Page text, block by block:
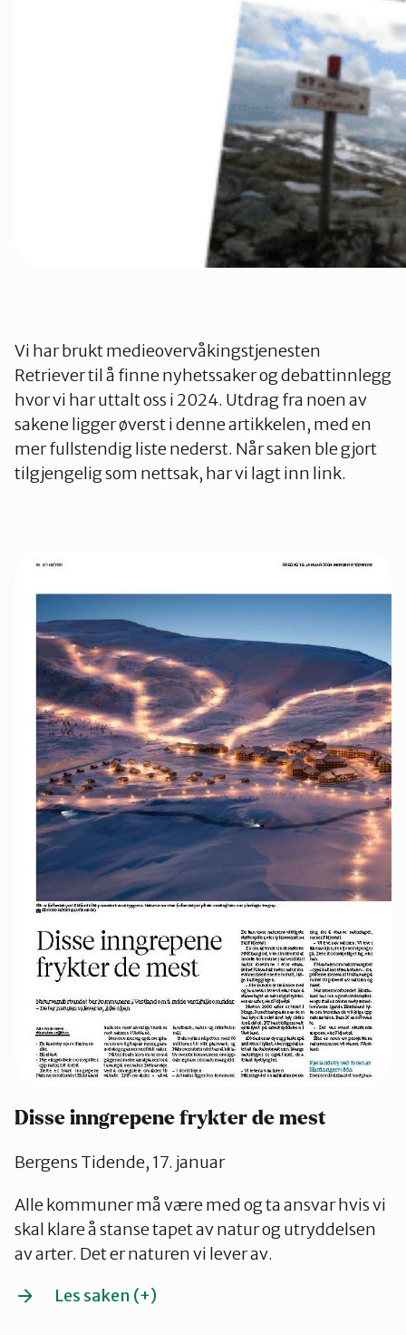
Vi har brukt medieovervåkingstjenesten
Retriever til å finne nyhetssaker og debattinnlegg
hvor vi har uttalt oss i 2024. Utdrag fra noen av
sakene ligger øverst i denne artikkelen, med en
mer fullstendig liste nederst. Når saken ble gjort
tilgjengelig som nettsak, har vi lagt inn link.
Disse inngrepene frykter de mest
Bergens Tidende, 17. januar
Alle kommuner må være med og ta ansvar hvis vi
skal klare å stanse tapet av natur og utryddelsen
av arter. Det er naturen vi lever av.
Les saken (+)